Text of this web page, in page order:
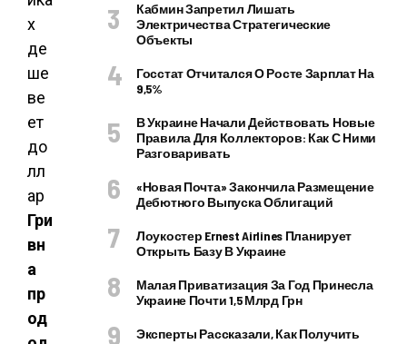
Гри
вн
а
пр
од
Кабмин Запретил Лишать
Электричества Стратегические
Объекты
Госстат Отчитался О Росте Зарплат На
9,5%
В Украине Начали Действовать Новые
Правила Для Коллекторов: Как С Ними
Разговаривать
«Новая Почта» Закончила Размещение
Дебютного Выпуска Облигаций
Лоукостер Ernest Airlines Планирует
Открыть Базу В Украине
Малая Приватизация За Год Принесла
Украине Почти 1,5 Млрд Грн
Эксперты Рассказали, Как Получить